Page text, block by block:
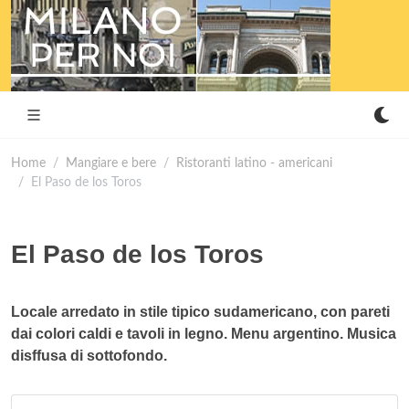
Home Mangiare e bere
Ristoranti latino - americani
El Paso de los Toros
El Paso de los Toros
Locale arredato in stile tipico sudamericano, con pareti
dai colori caldi e tavoli in legno. Menu argentino. Musica
disffusa di sottofondo.